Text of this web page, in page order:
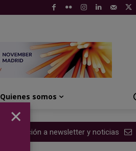
Quienes somos
Suscripción a newsletter y noticias
×